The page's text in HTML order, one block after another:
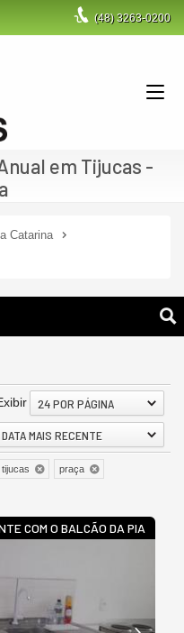
(48)3263-0200
em Tijucas -
Catarina
24 POR PÁGINA
DATA MAIS RECENTE
tijucas
praça
COM O BALCÃO DA PIA